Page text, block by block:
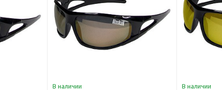
В наличии В наличии